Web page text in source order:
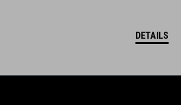
DETAILS